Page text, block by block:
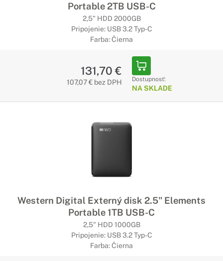
Portable 2TB USB-C
2,5" HDD 2000GB
Pripojenie: USB 3.2 Typ-C
Farba: Čierna
131,70 €
107,07 € bez DPH Dostupnosť:
NA SKLADE
Western Digital Externý disk 2.5" Elements
Portable 1TB USB-C
2,5" HDD 1000GB
Pripojenie: USB 3.2 Typ-C
Farba: Čierna